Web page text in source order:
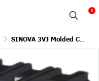
0
SINOVA 3VJ Molded Case Circuit Breakers / 3Pole, 18kA@415V AC, 50/60Hz (Current In 16A)